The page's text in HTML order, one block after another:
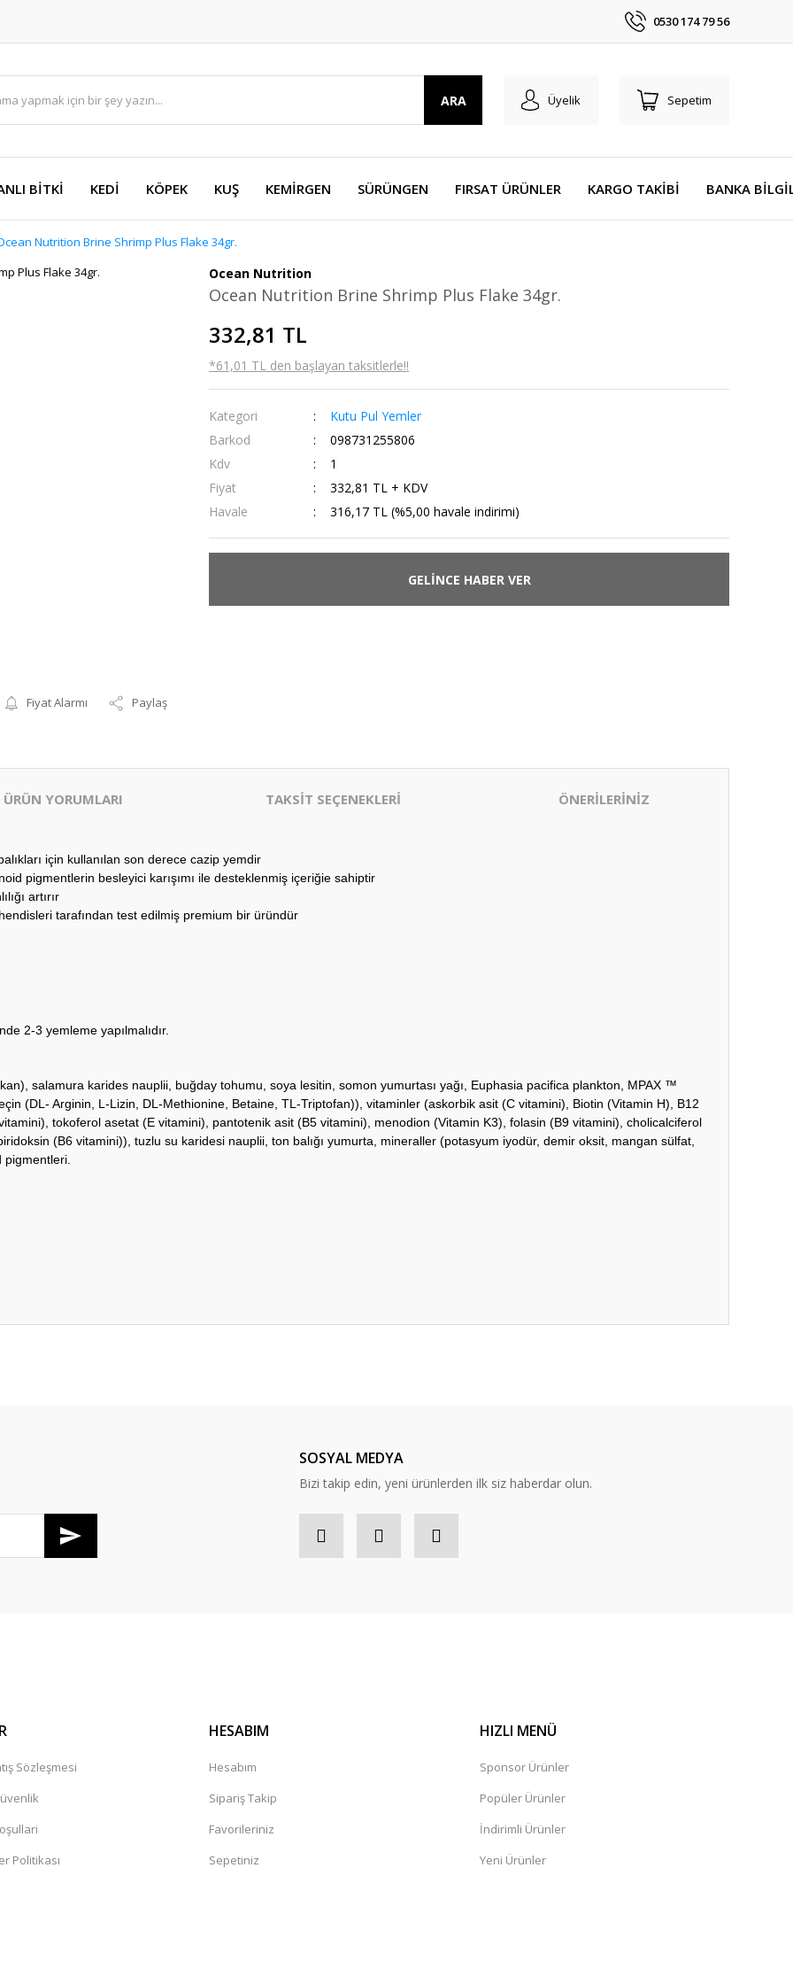
0530 174 79 56
ARA Üyelik Sepetim
BİTKİ KEDİ KÖPEK KUŞ KEMİRGEN SÜRÜNGEN FIRSAT ÜRÜNLER KARGO TAKİBİ BANKA
Nutrition Brine Shrimp Plus Flake 34gr.
Fiyat Alarmı Paylaş
Ocean Nutrition
Ocean Nutrition Brine Shrimp Plus Flake 34gr.
332,81 TL
*61,01 TL den başlayan taksitlerle!!
Kategori
Kutu Pul Yemler
Barkod
098731255806
Kdv
1
Fiyat
332,81 TL + KDV
Havale
316,17 TL (%5,00 havale indirimi)
GELİNCE HABER VER
ÜRÜN YORUMLARI TAKSİT SEÇENEKLERİ ÖNERİLERİNİZ
için kullanılan son derece cazip yemdir
pigmentlerin besleyici karışımı ile desteklenmiş içeriğie sahiptir
artırır
tarafından test edilmiş premium bir üründür
2-3 yemleme yapılmalıdır.
salamura karides nauplii, buğday tohumu, soya lesitin, somon yumurtası yağı, Euphasia pacifica plankton, MPAX ™
(DL- Arginin, L-Lizin, DL-Methionine, Betaine, TL-Triptofan)), vitaminler (askorbik asit (C vitamini), Biotin (Vitamin H), B12
tokoferol asetat (E vitamini), pantotenik asit (B5 vitamini), menodion (Vitamin K3), folasin (B9 vitamini), cholicalciferol
(B6 vitamini)), tuzlu su karidesi nauplii, ton balığı yumurta, mineraller (potasyum iyodür, demir oksit, mangan sülfat,
SOSYAL MEDYA
Bizi takip edin, yeni ürünlerden ilk siz haberdar olun.
Sözleşmesi
Politikası
HESABIM
Hesabım
Sipariş Takip
Favorileriniz
Sepetiniz
HIZLI MENÜ
Sponsor Ürünler
Popüler Ürünler
İndirimli Ürünler
Yeni Ürünler